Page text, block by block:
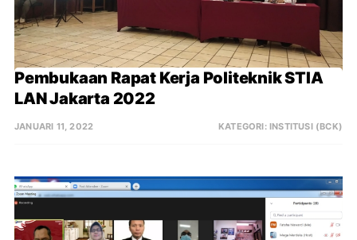
Pembukaan Rapat Kerja Politeknik STIA
LAN Jakarta 2022
JANUARI 11, 2022 KATEGORI: INSTITUSI (BCK)